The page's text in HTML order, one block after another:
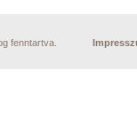
fenntartva.